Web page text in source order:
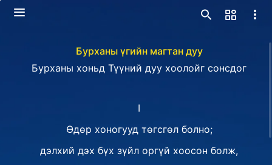
Бурханы үгийн магтан дуу
Бурханы хоньд Түүний дуу хоолойг сонсдог
I
Өдөр хоногууд төгсгөл болно;
дэлхий дэх бүх зүйл оргүй хоосон болж,